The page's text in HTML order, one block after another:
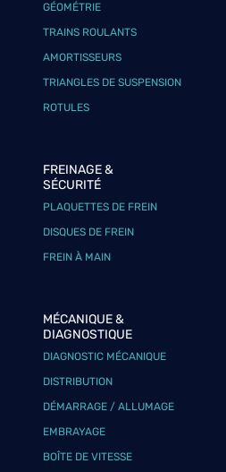
GÉOMÉTRIE
TRAINS ROULANTS
AMORTISSEURS
TRIANGLES DE SUSPENSION
ROTULES
FREINAGE &
SÉCURITÉ
PLAQUETTES DE FREIN
DISQUES DE FREIN
FREIN À MAIN
MÉCANIQUE &
DIAGNOSTIQUE
DIAGNOSTIC MÉCANIQUE
DISTRIBUTION
DÉMARRAGE / ALLUMAGE
EMBRAYAGE
BOÎTE DE VITESSE